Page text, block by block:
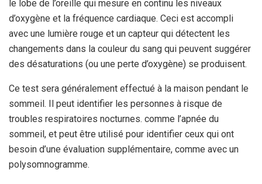
le lobe de l’oreille qui mesure en continu les niveaux
d’oxygène et la fréquence cardiaque. Ceci est accompli
avec une lumière rouge et un capteur qui détectent les
changements dans la couleur du sang qui peuvent suggérer
des désaturations (ou une perte d’oxygène) se produisent.
Ce test sera généralement effectué à la maison pendant le
sommeil. Il peut identifier les personnes à risque de
troubles respiratoires nocturnes. comme l’apnée du
sommeil, et peut être utilisé pour identifier ceux qui ont
besoin d’une évaluation supplémentaire, comme avec un
polysomnogramme.